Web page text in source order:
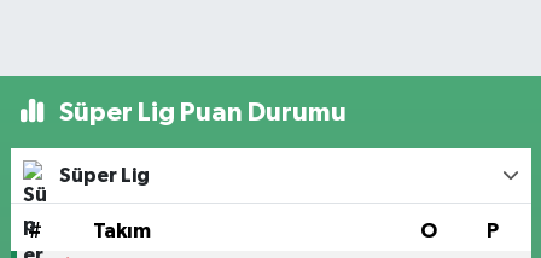
Süper Lig Puan Durumu
Süper Lig
# Takım O P